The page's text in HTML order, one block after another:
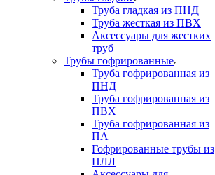
Труба гладкая из ПНД
Труба жесткая из ПВХ
Аксессуары для жестких
труб
Трубы гофрированные
Труба гофрированная из
ПНД
Труба гофрированная из
ПВХ
Труба гофрированная из
ПА
Гофрированные трубы из
ПЛЛ